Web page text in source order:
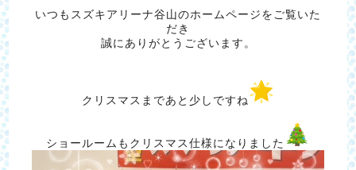
いつもスズキアリーナ谷山のホームページをご覧いた
だき
誠にありがとうございます。
クリスマスまであと少しですね
ショールームもクリスマス仕様になりました